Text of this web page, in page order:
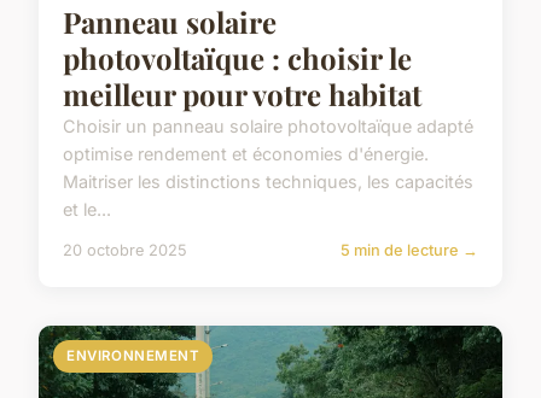
Panneau solaire
photovoltaïque : choisir le
meilleur pour votre habitat
Choisir un panneau solaire photovoltaïque adapté
optimise rendement et économies d'énergie.
Maitriser les distinctions techniques, les capacités
et le...
20 octobre 2025 5 min de lecture →
ENVIRONNEMENT